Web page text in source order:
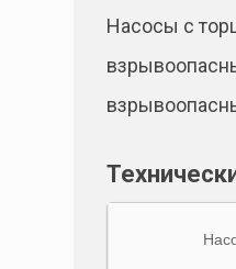
Насосы с